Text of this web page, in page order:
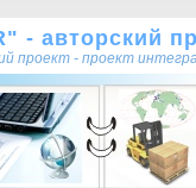
- авторский
проект - проект